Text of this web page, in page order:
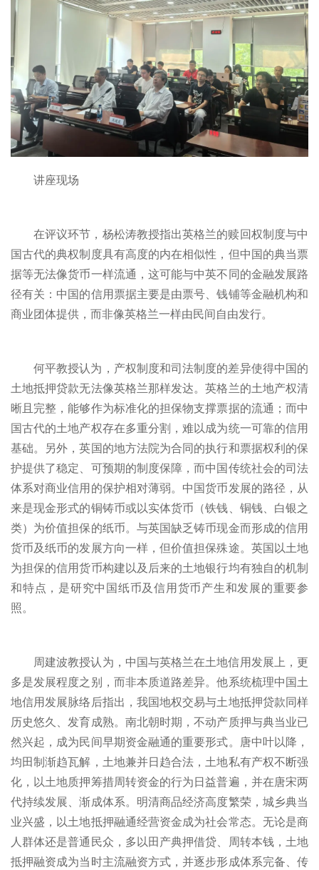
讲座现场
在评议环节，杨松涛教授指出英格兰的赎回权制度与中
国古代的典权制度具有高度的内在相似性，但中国的典当票
据等无法像货币一样流通，这可能与中英不同的金融发展路
径有关：中国的信用票据主要是由票号、钱铺等金融机构和
商业团体提供，而非像英格兰一样由民间自由发行。
何平教授认为，产权制度和司法制度的差异使得中国的
土地抵押贷款无法像英格兰那样发达。英格兰的土地产权清
晰且完整，能够作为标准化的担保物支撑票据的流通；而中
国古代的土地产权存在多重分割，难以成为统一可靠的信用
基础。另外，英国的地方法院为合同的执行和票据权利的保
护提供了稳定、可预期的制度保障，而中国传统社会的司法
体系对商业信用的保护相对薄弱。中国货币发展的路径，从
来是现金形式的铜铸币或以实体货币（铁钱、铜钱、白银之
类）为价值担保的纸币。与英国缺乏铸币现金而形成的信用
货币及纸币的发展方向一样，但价值担保殊途。英国以土地
为担保的信用货币构建以及后来的土地银行均有独自的机制
和特点，是研究中国纸币及信用货币产生和发展的重要参
照。
周建波教授认为，中国与英格兰在土地信用发展上，更
多是发展程度之别，而非本质道路差异。他系统梳理中国土
地信用发展脉络后指出，我国地权交易与土地抵押贷款同样
历史悠久、发育成熟。南北朝时期，不动产质押与典当业已
然兴起，成为民间早期资金融通的重要形式。唐中叶以降，
均田制渐趋瓦解，土地兼并日趋合法，土地私有产权不断强
化，以土地质押筹措周转资金的行为日益普遍，并在唐宋两
代持续发展、渐成体系。明清商品经济高度繁荣，城乡典当
业兴盛，以土地抵押融通经营资金成为社会常态。无论是商
人群体还是普通民众，多以田产典押借贷、周转本钱，土地
抵押融资成为当时主流融资方式，并逐步形成体系完备、传